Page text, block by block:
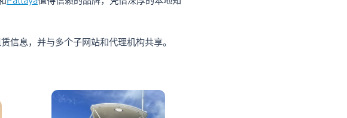
信息，并与多个子网站和代理机构共享。